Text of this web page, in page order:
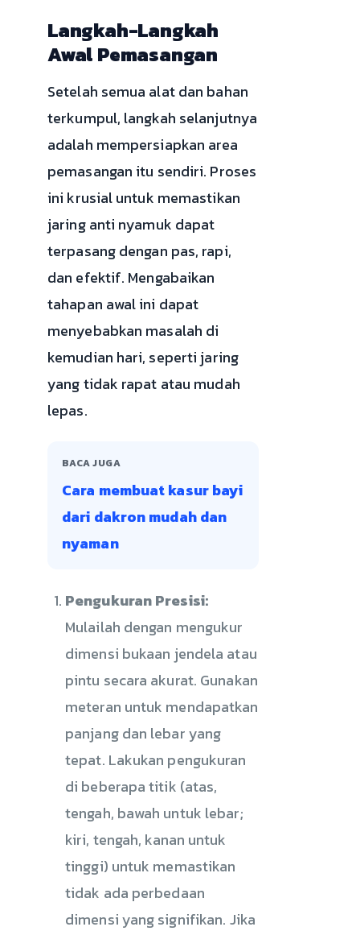
Langkah-Langkah
Awal Pemasangan
Setelah semua alat dan bahan
terkumpul, langkah selanjutnya
adalah mempersiapkan area
pemasangan itu sendiri. Proses
ini krusial untuk memastikan
jaring anti nyamuk dapat
terpasang dengan pas, rapi,
dan efektif. Mengabaikan
tahapan awal ini dapat
menyebabkan masalah di
kemudian hari, seperti jaring
yang tidak rapat atau mudah
lepas.
BACA JUGA
Cara membuat kasur bayi
dari dakron mudah dan
nyaman
Pengukuran Presisi:
Mulailah dengan mengukur
dimensi bukaan jendela atau
pintu secara akurat. Gunakan
meteran untuk mendapatkan
panjang dan lebar yang
tepat. Lakukan pengukuran
di beberapa titik (atas,
tengah, bawah untuk lebar;
kiri, tengah, kanan untuk
tinggi) untuk memastikan
tidak ada perbedaan
dimensi yang signifikan. Jika